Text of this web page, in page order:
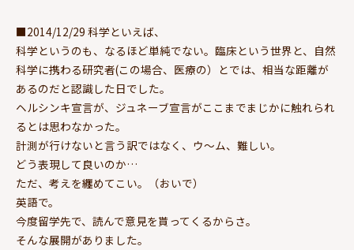
■2014/12/29 科学といえば、
科学というのも、なるほど単純でない。臨床という世界と、自然
科学に携わる研究者(この場合、医療の）とでは、相当な距離が
あるのだと認識した日でした。
ヘルシンキ宣言が、ジュネーブ宣言がここまでまじかに触れられ
るとは思わなかった。
計測が行けないと言う訳ではなく、ウ～ム、難しい。
どう表現して良いのか…
ただ、考えを纏めてこい。（おいで）
英語で。
今度留学先で、読んで意見を貰ってくるからさ。
そんな展開がありました。